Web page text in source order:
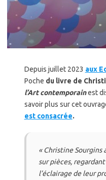
Depuis juillet 2023 aux
Poche du livre de
l’Art contemporainest
savoir plus sur cet
est consacrée.
«Christine Sourgins
sur pièces,
l’éclairage de leur